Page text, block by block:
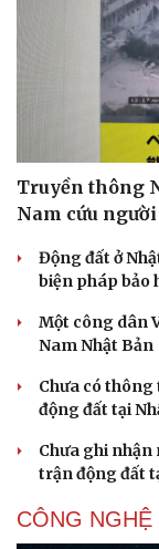
Truyền thông
Nam cứu
Động đất ở
biện pháp bảo
Một công dân
Nam Nhật Bản
Chưa có
động đất tại
Chưa ghi
trận động đất
CÔNG NGHỆ